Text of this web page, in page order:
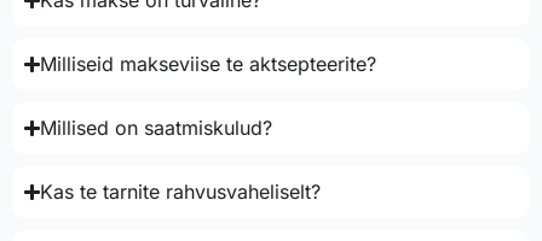
Milliseid makseviise te aktsepteerite?
Millised on saatmiskulud?
Kas te tarnite rahvusvaheliselt?